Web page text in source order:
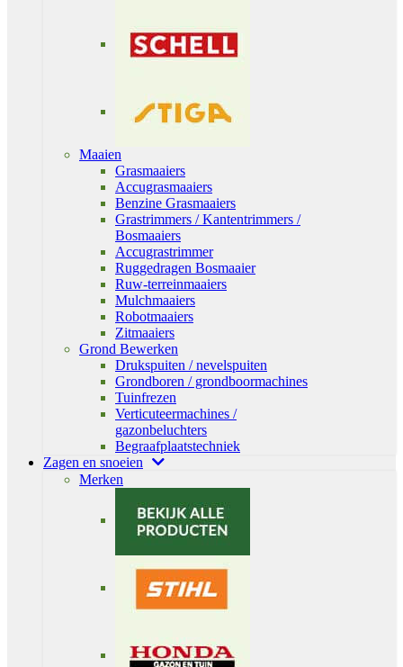
Maaien
Grasmaaiers
Accugrasmaaiers
Benzine Grasmaaiers
Grastrimmers / Kantentrimmers /
Bosmaaiers
Accugrastrimmer
Ruggedragen Bosmaaier
Ruw-terreinmaaiers
Mulchmaaiers
Robotmaaiers
Zitmaaiers
Grond Bewerken
Drukspuiten / nevelspuiten
Grondboren / grondboormachines
Tuinfrezen
Verticuteermachines /
gazonbeluchters
Begraafplaatstechniek
Zagen en snoeien
Merken